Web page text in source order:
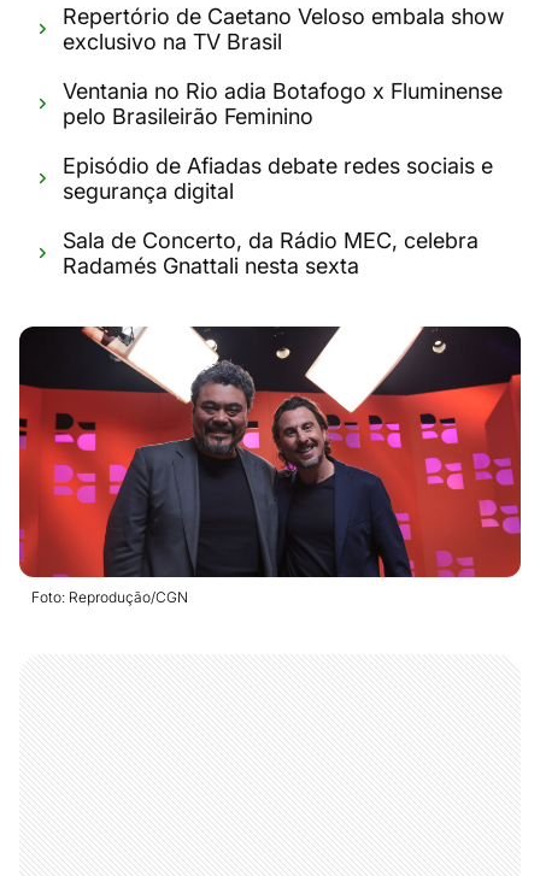
Repertório de Caetano Veloso embala show
exclusivo na TV Brasil
Ventania no Rio adia Botafogo x Fluminense
pelo Brasileirão Feminino
Episódio de Afiadas debate redes sociais e
segurança digital
Sala de Concerto, da Rádio MEC, celebra
Radamés Gnattali nesta sexta
Foto: Reprodução/CGN